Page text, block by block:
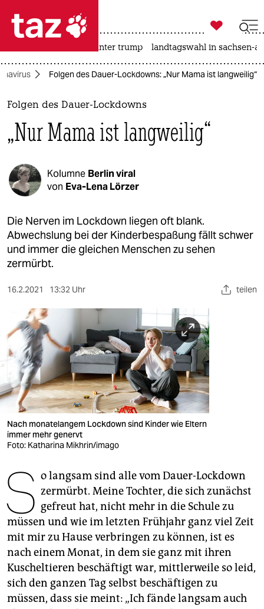
 taz zahl ich
taz zahl ich
themen
politik
öko
gesellschaft
kultur
sport
berlin
nord
wahrheit
verlag
verlag
veranstaltungen
shop
fragen & hilfe
abo
genossenschaft
epaper login

taz zahl ich
usa unter trump landtagswahl in sachsen-
Folgen des Dauer-Lockdowns: „Nur Mama ist langweilig“
Folgen des Dauer-Lockdowns
„Nur Mama ist langweilig“
Kolumne Berlin viral
von Eva-Lena Lörzer
Die Nerven im Lockdown liegen oft blank.
Abwechslung bei der Kinderbespaßung fällt schwer
und immer die gleichen Menschen zu sehen
zermürbt.
16.2.2021 13:32 Uhr teilen
Nach monatelangem Lockdown sind Kinder wie Eltern
immer mehr genervt
Foto: Katharina Mikhrin/imago
S o langsam sind alle vom Dauer-Lockdown
zermürbt. Meine Tochter, die sich zunächst
gefreut hat, nicht mehr in die Schule zu
müssen und wie im letzten Frühjahr ganz viel Zeit
mit mir zu Hause verbringen zu können, ist es
nach einem Monat, in dem sie ganz mit ihren
Kuscheltieren beschäftigt war, mittlerweile so leid,
sich den ganzen Tag selbst beschäftigen zu
müssen, dass sie meint: „Ich fände langsam auch